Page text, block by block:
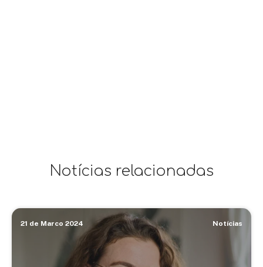
Notícias relacionadas
21 de Marco 2024 Notícias